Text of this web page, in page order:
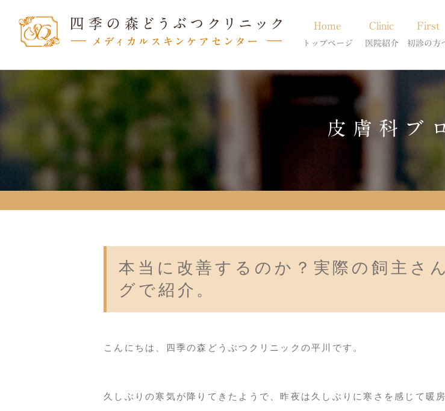
Home
トップページ
Clinic
医院紹介
当院のご紹介
獣医師紹介
First
初診の方
初診の方へ アト
膿
脱
ア
皮膚科ブ
本当に改善するのか？実際の飼主さ
グで紹介。
こんにちは、四季の森どうぶつクリニックの平川です。
久しぶりの寒気が降りてきたようで、昨夜は久しぶりに寒さを感じて暖